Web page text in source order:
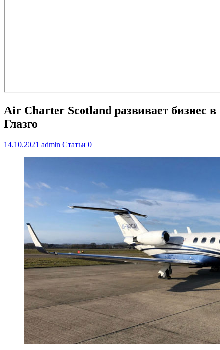
Air Charter Scotland развивает бизнес в
Глазго
14.10.2021 admin Статьи 0